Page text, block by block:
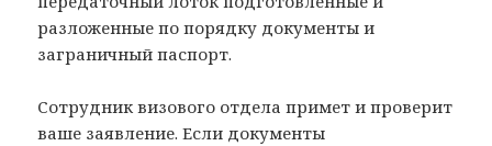
разложенные по порядку документы и
заграничный паспорт.
Сотрудник визового отдела примет и проверит
ваше заявление. Если документы